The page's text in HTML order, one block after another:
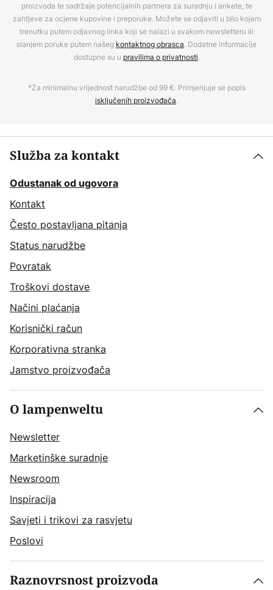
proizvoda te sadržaje potencijalnih partnera za suradnju i ankete, te
zahtjeve za ocjene kupovine i preporuke. Možete se odjaviti u bilo kojem
trenutku putem odjavnog linka koji se nalazi u svakom newsletteru ili
slanjem poruke putem našeg kontaktnog obrasca. Dodatne informacije
dostupne su u pravilima o privatnosti.
*Za minimalnu vrijednost narudžbe od 99 €. Primjenjuje se popis
isključenih proizvođača.
Služba za kontakt
Odustanak od ugovora
Kontakt
Često postavljana pitanja
Status narudžbe
Povratak
Troškovi dostave
Načini plaćanja
Korisnički račun
Korporativna stranka
Jamstvo proizvođača
O lampenweltu
Newsletter
Marketinške suradnje
Newsroom
Inspiracija
Savjeti i trikovi za rasvjetu
Poslovi
Raznovrsnost proizvoda